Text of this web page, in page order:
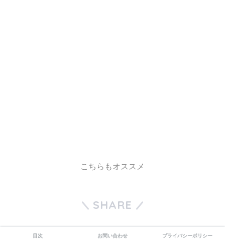
こちらもオススメ
SHARE
目次 お問い合わせ プライバシーポリシー